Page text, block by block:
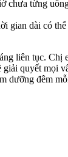
từng
dài có
liên tục. Chị
quyết mọi
dưỡng đêm